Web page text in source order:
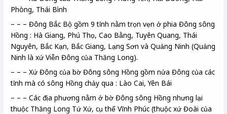
Phòng, Thái Bình
– – – Đông Bắc Bộ gồm 9 tỉnh nằm trọn vẹn ở phia Đông sông
Hồng : Hà Giang, Phú Thọ, Cao Bằng, Tuyên Quang, Thái
Nguyên, Bắc Kạn, Bắc Giang, Lạng Sơn và Quảng Ninh (Quảng
Ninh là xứ Viễn Đông của Thăng Long).
– – – Xứ Đông của bờ Đông sông Hồng gồm nửa Đông của các
tỉnh mà có sông Hồng chảy qua : Lào Cai, Yên Bái
– – – Các địa phương nằm ở bờ Đông sông Hồng nhưng lại
thuộc Thăng Long Tứ Xứ, cụ thể Vĩnh Phúc (thuộc xứ Đoài của